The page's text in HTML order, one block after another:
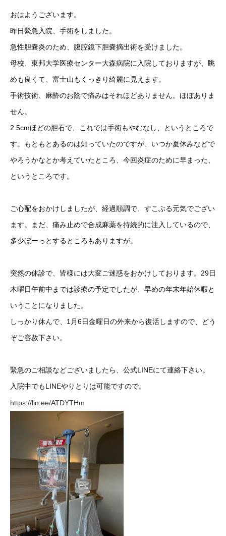
おはようございます。
昨日緊急入院、手術をしました。
急性胆嚢炎のため、腹腔鏡下胆嚢摘出術を受けました。
母校、東邦大学医療センター大森病院に入院しておりますが、眺
めも良くて、富士山もくっきり綺麗に見えます。
手術技術、麻酔のお陰で痛みはそれほどありません。ほぼありま
せん。
2.5cmほどの胆石で、これでは手術もやむなし、というところで
す。もともとあるのは知っていたのですが、いつか夏休みなどで
やろうかなとか考えていたところ、今回炎症のために早まった、
というところです。
ご心配をおかけしましたが、経過順調で、すこぶる元気でござい
ます。まだ、痛み止めで合成麻薬を持続的に注入しているので、
多少ぼーっとするところもありますが。
突然の休診で、皆様には大変ご迷惑をおかけしております。29日
木曜日午前中までは診療の予定でしたが、早めの年末年始休暇と
いうことになりました。
しっかり休んで、1月6日金曜日の外来から復活しますので、どう
ぞご容赦下さい。
緊急のご相談などございましたら、公式LINEにて連絡下さい。
入院中でもLINEやりとりは可能ですので。
https://lin.ee/ATDYTHm